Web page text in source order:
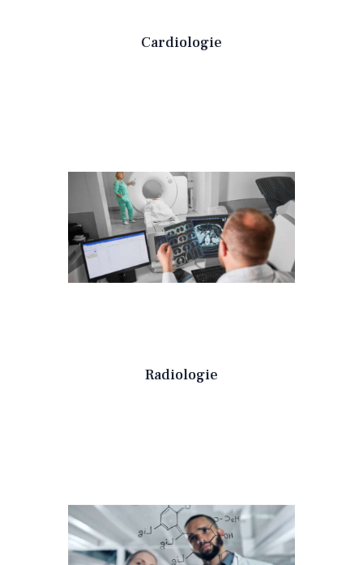
Cardiologie
Radiologie